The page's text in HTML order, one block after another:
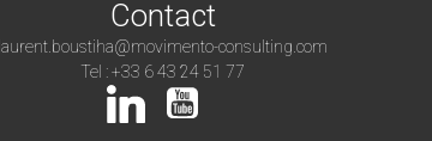
Contact
laurent.boustiha@movimento-consulting.com
Tel : +33 6 43 24 51 77